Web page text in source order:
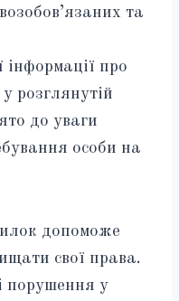
та
інформації про
розглянутій
до уваги
особи на
допоможе
свої права.
порушення у